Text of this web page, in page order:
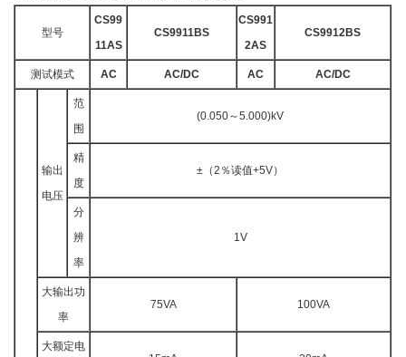
型号
CS99
11AS
CS9911BS
CS991
2AS
CS9912BS
测试模式 AC AC/DC AC AC/DC
输出
电压
范
围
(0.050～5.000)kV
精
度
±（2％读值+5V）
分
辨
率
1V
大输出功
率
75VA 100VA
大额定电